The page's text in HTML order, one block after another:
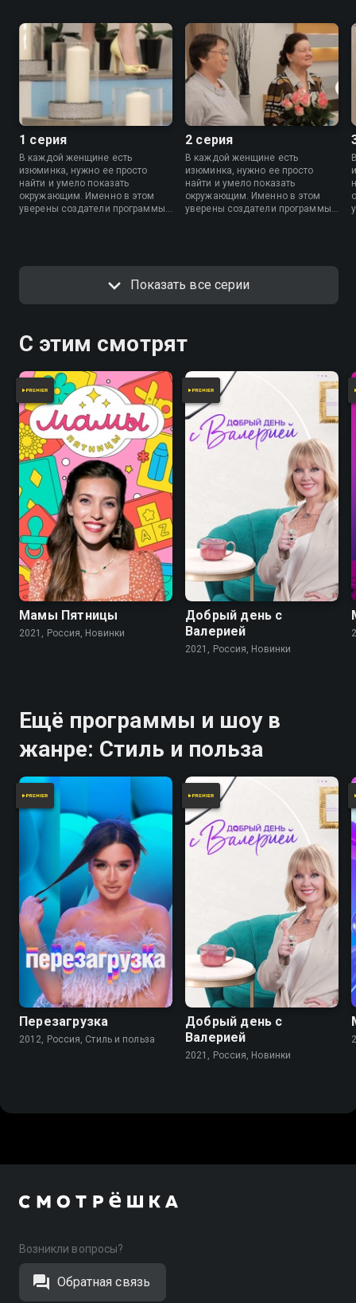
1 серия
В каждой женщине есть
изюминка, нужно ее просто
найти и умело показать
окружающим. Именно в этом
уверены создатели программы,
2 серия
В каждой женщине есть
изюминка, нужно ее просто
найти и умело показать
окружающим. Именно в этом
уверены создатели программы,
Показать все серии
С этим смотрят
Мамы Пятницы
2021, Россия, Новинки
Добрый день с
Валерией
2021, Россия, Новинки
Ещё программы и шоу в
жанре: Стиль и польза
Перезагрузка
2012, Россия, Стиль и польза
Добрый день с
Валерией
2021, Россия, Новинки
Возникли вопросы?
Обратная связь